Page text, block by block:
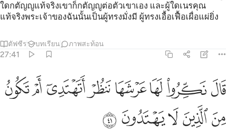
ใดกตัญญูแท้จริงเขาก็กตัญญูต่อตัวเขาเอง และผู้ใดเนรคุณ
แท้จริงพระเจ้าของฉันนั้นเป็นผู้ทรงมั่งมี ผู้ทรงเอื้อเฟื้อเผื่อแผ่ยิ่ง
ตัฟซีร บทเรียน ภาพสะท้อน
27:41
قال نكروا لها عرشها ننظر اتهتدي ام تكون من الذين لا يهتدون ٤١
قَالَ نَكِّرُوا۟ لَهَا عَرْشَهَا نَنظُرْ أَتَهْتَدِىٓ أَمْ تَكُونُ مِنَ ٱلَّذِينَ لَا يَهْتَدُونَ ٤١
ﲨﲩﲪﲫﲬﲭﲮﲯ
ﲰﲱﲲﲳﲴ